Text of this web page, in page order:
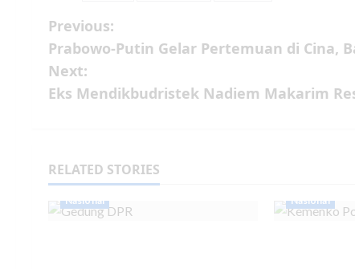
Previous:
Prabowo-Putin Gelar Pertemuan di Cina,
Next:
Eks Mendikbudristek Nadiem Makarim
RELATED STORIES
Nasional Nasional